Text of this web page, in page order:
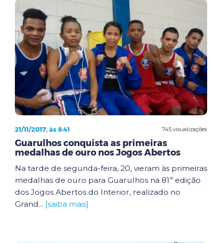
745 visualizações
21/11/2017, às 8:41
Guarulhos conquista as primeiras
medalhas de ouro nos Jogos Abertos
Na tarde de segunda-feira, 20, vieram às primeiras
medalhas de ouro para Guarulhos na 81ª edição
dos Jogos Abertos do Interior, realizado no
Grand... [saiba mais]